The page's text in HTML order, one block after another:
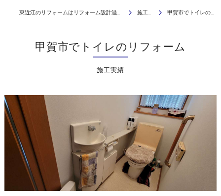
東近江のリフォームはリフォーム設計滋賀 一級建築士事務所 施工実績 甲賀市でトイレのリフォーム
施工実績
甲賀市でトイレのリフォーム